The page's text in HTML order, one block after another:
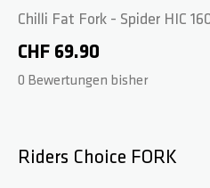
Chilli Fat Fork - Spider HIC
CHF 69.90
0 Bewertungen bisher
Riders Choice FORK